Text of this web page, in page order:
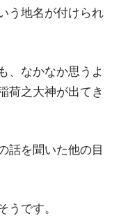
う地名が付けられ
、なかなか思うよ
荷之大神が出てき
話を聞いた他の目
うです。